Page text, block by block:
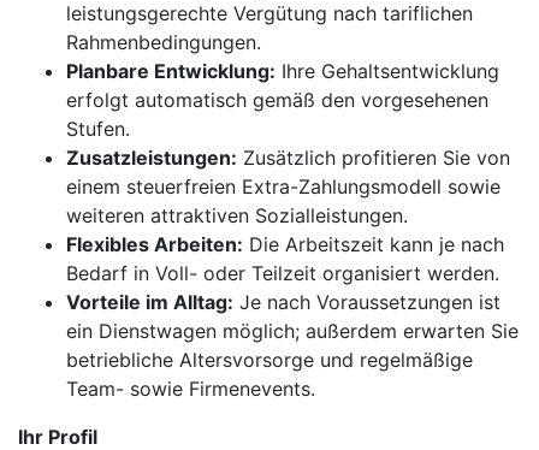
leistungsgerechte Vergütung nach tariflichen
Rahmenbedingungen.
Planbare Entwicklung: Ihre Gehaltsentwicklung
erfolgt automatisch gemäß den vorgesehenen
Stufen.
Zusatzleistungen: Zusätzlich profitieren Sie von
einem steuerfreien Extra-Zahlungsmodell sowie
weiteren attraktiven Sozialleistungen.
Flexibles Arbeiten: Die Arbeitszeit kann je nach
Bedarf in Voll- oder Teilzeit organisiert werden.
Vorteile im Alltag: Je nach Voraussetzungen ist
ein Dienstwagen möglich; außerdem erwarten Sie
betriebliche Altersvorsorge und regelmäßige
Team- sowie Firmenevents.
Ihr Profil